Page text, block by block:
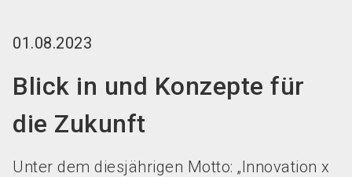
search
01.08.2023
Blick in und Konzepte für
die Zukunft
Unter dem diesjährigen Motto: „Innovation x